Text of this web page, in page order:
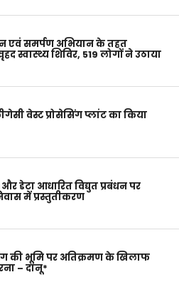
एवं समर्पण अभियान के तहत
स्वास्थ्य शिविर, 519 लोगों ने उठाया
वेस्ट प्रोसेसिंग प्लांट का किया
और डेटा आधारित विद्युत प्रबंधन पर
में प्रस्तुतीकरण
की भूमि पर अतिक्रमण के खिलाफ
– दानू*